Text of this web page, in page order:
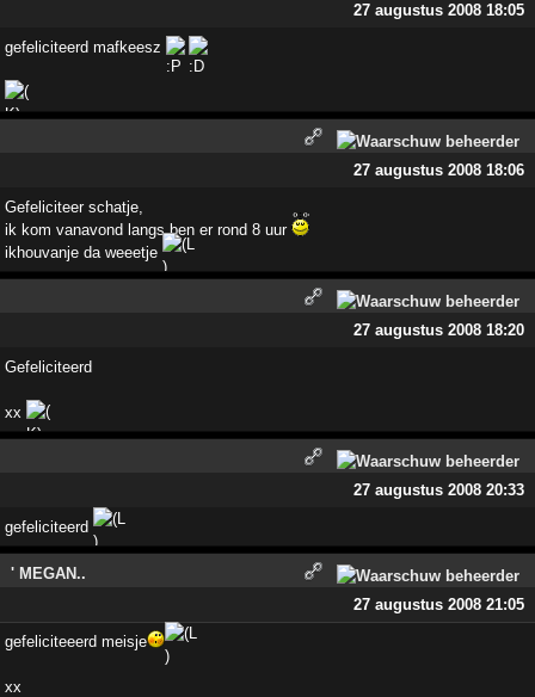
27 augustus 2008 18:05
gefeliciteerd mafkeesz
27 augustus 2008 18:06
Gefeliciteer schatje,
ik kom vanavond langs ben er rond 8 uur
ikhouvanje da weeetje
27 augustus 2008 18:20
Gefeliciteerd
xx
27 augustus 2008 20:33
gefeliciteerd
' MEGAN..
27 augustus 2008 21:05
gefeliciteeerd meisje
xx